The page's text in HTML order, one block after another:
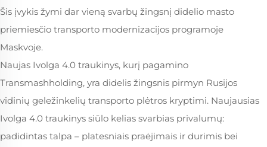
Šis įvykis žymi dar vieną svarbų žingsnį didelio masto
priemiesčio transporto modernizacijos programoje
Maskvoje.
Naujas Ivolga 4.0 traukinys, kurį pagamino
Transmashholding, yra didelis žingsnis pirmyn Rusijos
vidinių geležinkelių transporto plėtros kryptimi. Naujausias
Ivolga 4.0 traukinys siūlo kelias svarbias privalumų:
padidintas talpa – platesniais praėjimais ir durimis bei